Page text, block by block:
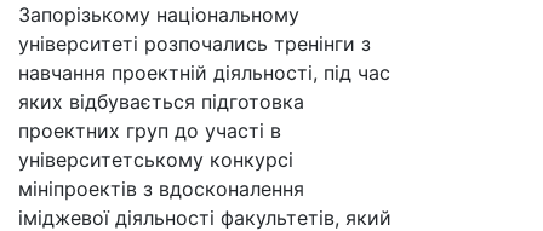
Запорізькому національному
університеті розпочались тренінги з
навчання проектній діяльності, під час
яких відбувається підготовка
проектних груп до участі в
університетському конкурсі
мініпроектів з вдосконалення
іміджевої діяльності факультетів, який